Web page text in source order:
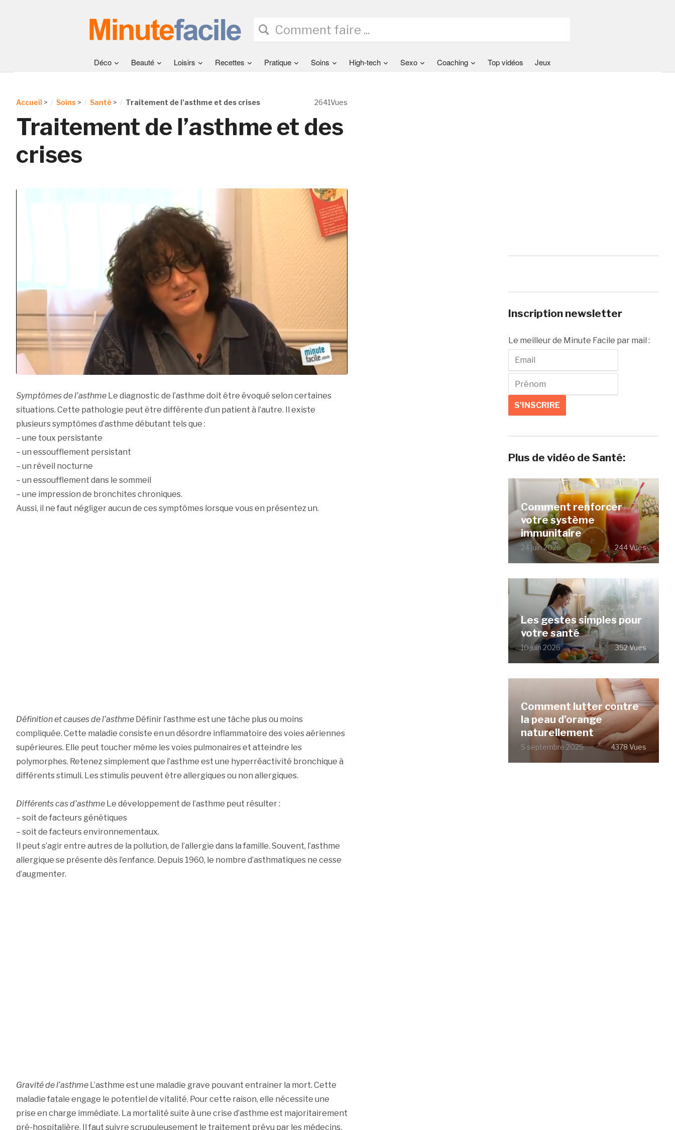
Déco Beauté Loisirs Recettes Pratique Soins High-tech Sexo Coaching Top vidéos Jeux
2641Vues
Accueil > Soins > Santé > Traitement de l’asthme et des crises
Traitement de l’asthme et des
crises
Symptômes de l’asthmeLe diagnostic de l’asthme doit être évoqué selon certaines
situations. Cette pathologie peut être différente d’un patient à l’autre. Il existe
plusieurs symptômes d’asthme débutant tels que :
– une toux persistante
– un essoufflement persistant
– un réveil nocturne
– un essoufflement dans le sommeil
– une impression de bronchites chroniques.
Aussi, il ne faut négliger aucun de ces symptômes lorsque vous en présentez un.
Définition et causes de l’asthmeDéfinir l’asthme est une tâche plus ou moins
compliquée. Cette maladie consiste en un désordre inflammatoire des voies aériennes
supérieures. Elle peut toucher même les voies pulmonaires et atteindre les
polymorphes. Retenez simplement que l’asthme est une hyperréactivité bronchique à
différents stimuli. Les stimulis peuvent être allergiques ou non allergiques.
Différents cas d’asthmeLe développement de l’asthme peut résulter :
– soit de facteurs génétiques
– soit de facteurs environnementaux.
Il peut s’agir entre autres de la pollution, de l’allergie dans la famille. Souvent, l’asthme
allergique se présente dès l’enfance. Depuis 1960, le nombre d’asthmatiques ne cesse
d’augmenter.
Gravité de l’asthmeL’asthme est une maladie grave pouvant entrainer la mort. Cette
maladie fatale engage le potentiel de vitalité. Pour cette raison, elle nécessite une
prise en charge immédiate. La mortalité suite à une crise d’asthme est majoritairement
pré-hospitalière. Il faut suivre scrupuleusement le traitement prévu par les médecins.
Inscription newsletter
Le meilleur de Minute Facile par mail :
Plus de vidéo de Santé:
Comment renforcer
votre système
immunitaire
24 juin 2026 244 Vues
Les gestes simples pour
votre santé
10 juin 2026 352 Vues
Comment lutter contre
la peau d’orange
naturellement
5 septembre 2025 4378 Vues